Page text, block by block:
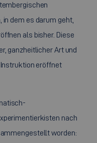
dem es darum geht,
als bisher. Diese
ganzheitlicher Art und
eröffnet
nach
worden: